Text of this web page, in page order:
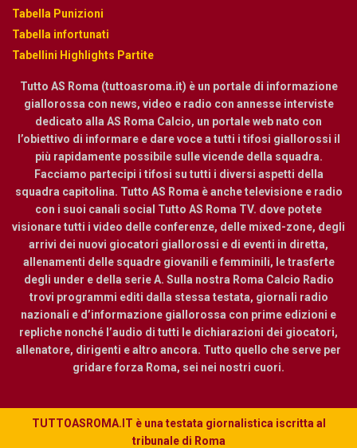
Tabella Punizioni
Tabella infortunati
Tabellini Highlights Partite
Tutto AS Roma (tuttoasroma.it) è un portale di informazione
giallorossa con news, video e radio con annesse interviste
dedicato alla AS Roma Calcio, un portale web nato con
l’obiettivo di informare e dare voce a tutti i tifosi giallorossi il
più rapidamente possibile sulle vicende della squadra.
Facciamo partecipi i tifosi su tutti i diversi aspetti della
squadra capitolina. Tutto AS Roma è anche televisione e radio
con i suoi canali social Tutto AS Roma TV. dove potete
visionare tutti i video delle conferenze, delle mixed-zone, degli
arrivi dei nuovi giocatori giallorossi e di eventi in diretta,
allenamenti delle squadre giovanili e femminili, le trasferte
degli under e della serie A. Sulla nostra Roma Calcio Radio
trovi programmi editi dalla stessa testata, giornali radio
nazionali e d’informazione giallorossa con prime edizioni e
repliche nonché l’audio di tutti le dichiarazioni dei giocatori,
allenatore, dirigenti e altro ancora. Tutto quello che serve per
gridare forza Roma, sei nei nostri cuori.
TUTTOASROMA.IT è una testata giornalistica iscritta al
tribunale di Roma